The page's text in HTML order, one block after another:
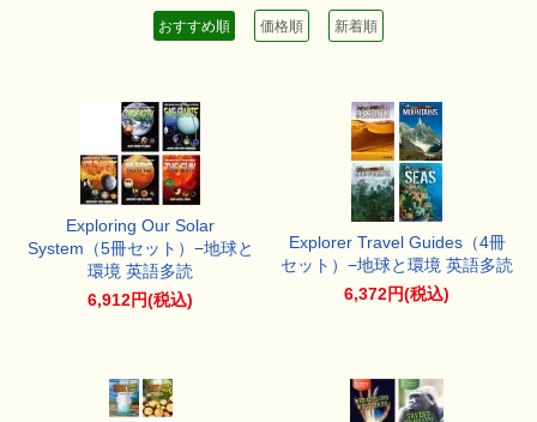
おすすめ順 価格順 新着順
Exploring Our Solar
System（5冊セット）−地球と
環境 英語多読
6,912円(税込)
Explorer Travel Guides（4冊
セット）−地球と環境 英語多読
6,372円(税込)